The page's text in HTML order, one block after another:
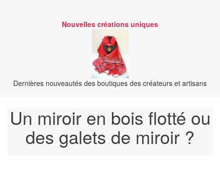
Nouvelles créations uniques
Dernières nouveautés des boutiques des créateurs et artisans
Un miroir en bois flotté ou
des galets de miroir ?